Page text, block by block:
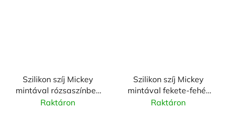
Szilikon szíj Mickey
mintával rózsaszínben
22mm
Raktáron
Szilikon szíj Mickey
mintával fekete-fehér
színben 22mm
Raktáron